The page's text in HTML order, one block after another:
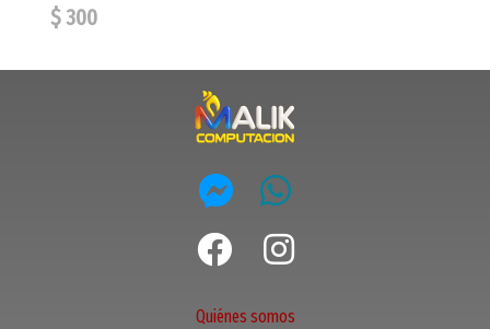
$ 300
Quiénes somos